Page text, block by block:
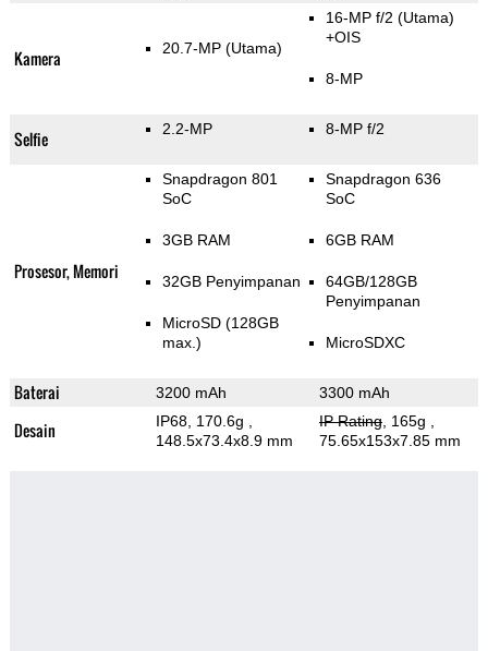
Kamera 20.7-MP (Utama)
16-MP f/2 (Utama)
+OIS
8-MP
Selfie 2.2-MP 8-MP f/2
Prosesor, Memori
Snapdragon 801
SoC
3GB RAM
32GB Penyimpanan
MicroSD (128GB
max.)
Snapdragon 636
SoC
6GB RAM
64GB/128GB
Penyimpanan
MicroSDXC
Baterai 3200 mAh 3300 mAh
Desain IP68, 170.6g
148.5x73.4x8.9 mm
IP Rating, 165g
75.65x153x7.85 mm